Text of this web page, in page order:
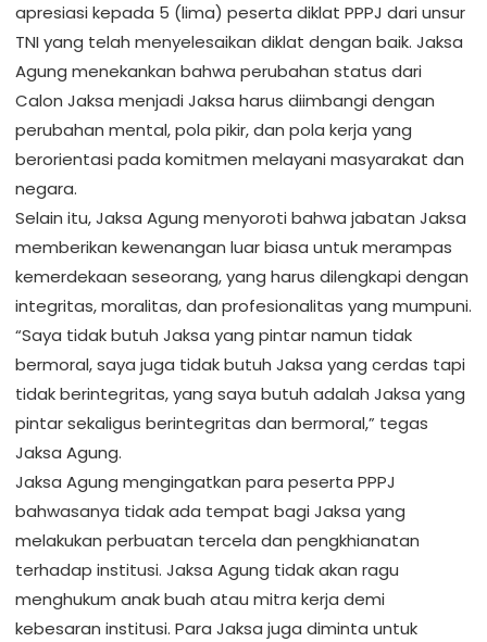
apresiasi kepada 5 (lima) peserta diklat PPPJ dari unsur
TNI yang telah menyelesaikan diklat dengan baik. Jaksa
Agung menekankan bahwa perubahan status dari
Calon Jaksa menjadi Jaksa harus diimbangi dengan
perubahan mental, pola pikir, dan pola kerja yang
berorientasi pada komitmen melayani masyarakat dan
negara.
Selain itu, Jaksa Agung menyoroti bahwa jabatan Jaksa
memberikan kewenangan luar biasa untuk merampas
kemerdekaan seseorang, yang harus dilengkapi dengan
integritas, moralitas, dan profesionalitas yang mumpuni.
“Saya tidak butuh Jaksa yang pintar namun tidak
bermoral, saya juga tidak butuh Jaksa yang cerdas tapi
tidak berintegritas, yang saya butuh adalah Jaksa yang
pintar sekaligus berintegritas dan bermoral,” tegas
Jaksa Agung.
Jaksa Agung mengingatkan para peserta PPPJ
bahwasanya tidak ada tempat bagi Jaksa yang
melakukan perbuatan tercela dan pengkhianatan
terhadap institusi. Jaksa Agung tidak akan ragu
menghukum anak buah atau mitra kerja demi
kebesaran institusi. Para Jaksa juga diminta untuk